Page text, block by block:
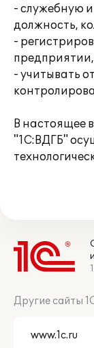
- служебную
должность,
-
- учитывать
В настоящее
"1С:ВДГБ"
Другие сайты